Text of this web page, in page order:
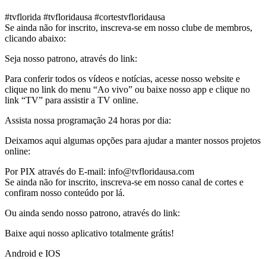
#tvflorida #tvfloridausa #cortestvfloridausa
Se ainda não for inscrito, inscreva-se em nosso clube de membros,
clicando abaixo:
Seja nosso patrono, através do link:
Para conferir todos os vídeos e notícias, acesse nosso website e
clique no link do menu “Ao vivo” ou baixe nosso app e clique no
link “TV” para assistir a TV online.
Assista nossa programação 24 horas por dia:
Deixamos aqui algumas opções para ajudar a manter nossos projetos
online:
Por PIX através do E-mail: info@tvfloridausa.com
Se ainda não for inscrito, inscreva-se em nosso canal de cortes e
confiram nosso conteúdo por lá.
Ou ainda sendo nosso patrono, através do link:
Baixe aqui nosso aplicativo totalmente grátis!
Android e IOS